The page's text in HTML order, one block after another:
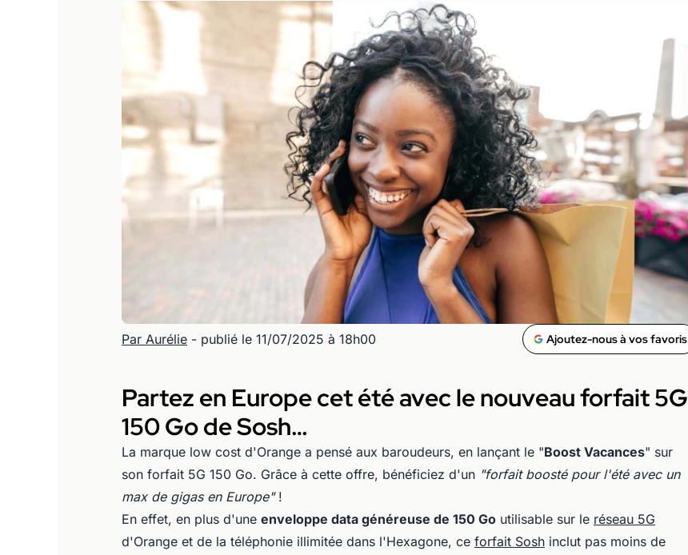
Par Aurélie - publié le 11/07/2025 à 18h00 Ajoutez-nous à vos favoris
Partez en Europe cet été avec le nouveau forfait 5G
150 Go de Sosh…
La marque low cost d'Orange a pensé aux baroudeurs, en lançant le "Boost Vacances" sur
son forfait 5G 150 Go. Grâce à cette offre, bénéficiez d'un "forfait boosté pour l'été avec un
max de gigas en Europe"!
En effet, en plus d'une enveloppe data généreuse de 150 Go utilisable sur le réseau 5G
d'Orange et de la téléphonie illimitée dans l'Hexagone, ce forfait Sosh inclut pas moins de